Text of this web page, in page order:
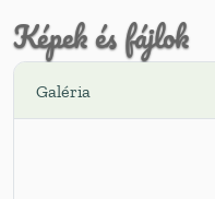
Képek és fájlok
Galéria